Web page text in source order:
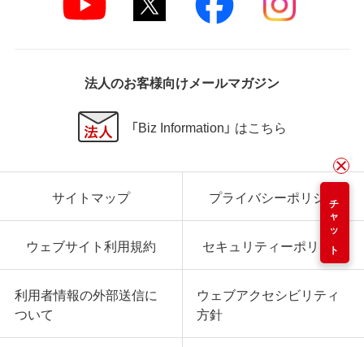
チャット
法人のお客様向けメールマガジン
「Biz Information」 はこちら
サイトマップ プライバシーポリシー
ウェブサイト利用規約 セキュリティーポリシー
利用者情報の外部送信に
ついて
ウェブアクセシビリティ
方針